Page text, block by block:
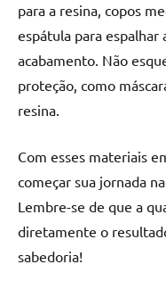
para a resina, copos
espátula para espalhar
acabamento. Não
proteção, como
resina.
Com esses materiais
começar sua jornada
Lembre-se de que a
diretamente o
sabedoria!